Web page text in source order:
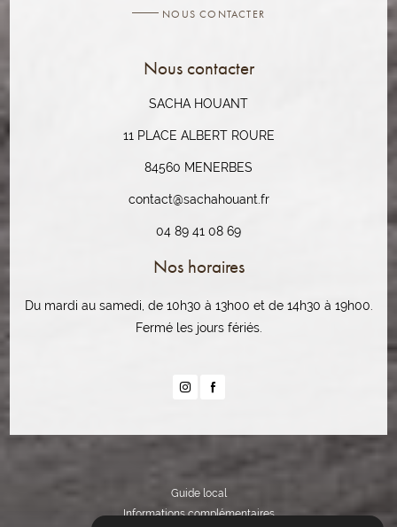
NOUS CONTACTER
Nous contacter
SACHA HOUANT
11 PLACE ALBERT ROURE
84560 MENERBES
contact@sachahouant.fr
04 89 41 08 69
Nos horaires
Du mardi au samedi, de 10h30 à 13h00 et de 14h30 à 19h00.
Fermé les jours fériés.
Guide local
Informations complémentaires